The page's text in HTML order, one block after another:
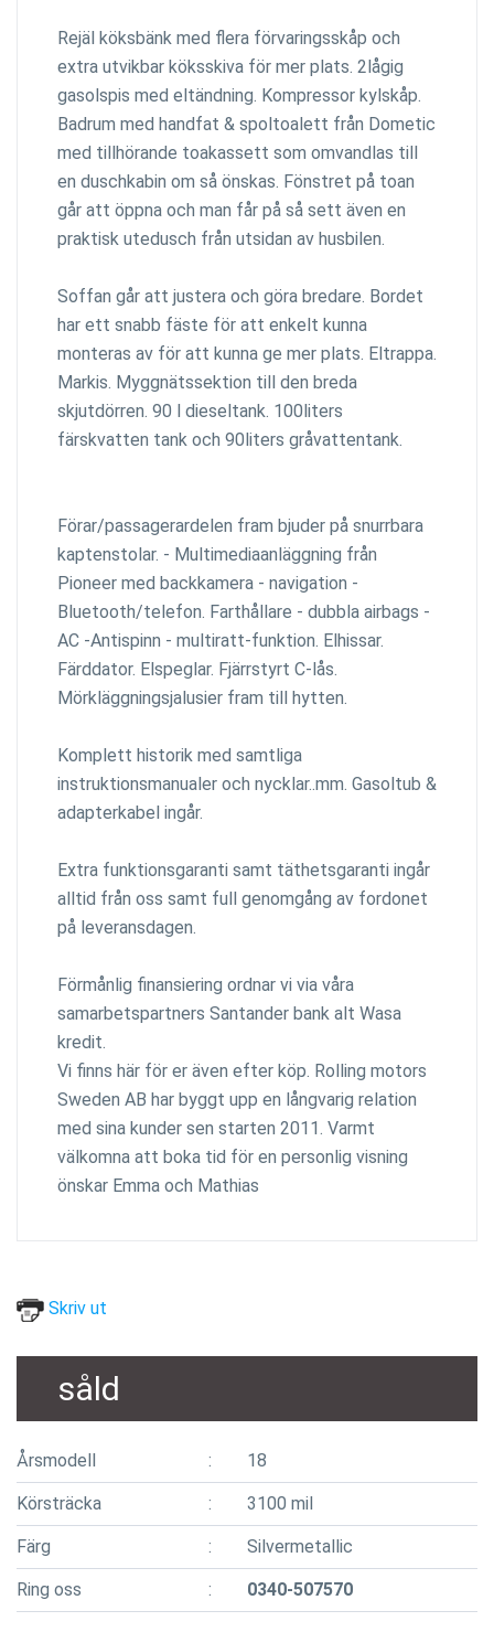
Rejäl köksbänk med flera förvaringsskåp och
extra utvikbar köksskiva för mer plats. 2lågig
gasolspis med eltändning. Kompressor kylskåp.
Badrum med handfat & spoltoalett från Dometic
med tillhörande toakassett som omvandlas till
en duschkabin om så önskas. Fönstret på toan
går att öppna och man får på så sett även en
praktisk utedusch från utsidan av husbilen.
Soffan går att justera och göra bredare. Bordet
har ett snabb fäste för att enkelt kunna
monteras av för att kunna ge mer plats. Eltrappa.
Markis. Myggnätssektion till den breda
skjutdörren. 90 l dieseltank. 100liters
färskvatten tank och 90liters gråvattentank.
Förar/passagerardelen fram bjuder på snurrbara
kaptenstolar. - Multimediaanläggning från
Pioneer med backkamera - navigation -
Bluetooth/telefon. Farthållare - dubbla airbags -
AC -Antispinn - multiratt-funktion. Elhissar.
Färddator. Elspeglar. Fjärrstyrt C-lås.
Mörkläggningsjalusier fram till hytten.
Komplett historik med samtliga
instruktionsmanualer och nycklar..mm. Gasoltub &
adapterkabel ingår.
Extra funktionsgaranti samt täthetsgaranti ingår
alltid från oss samt full genomgång av fordonet
på leveransdagen.
Förmånlig finansiering ordnar vi via våra
samarbetspartners Santander bank alt Wasa
kredit.
Vi finns här för er även efter köp. Rolling motors
Sweden AB har byggt upp en långvarig relation
med sina kunder sen starten 2011. Varmt
välkomna att boka tid för en personlig visning
önskar Emma och Mathias
Skriv ut
såld
Årsmodell 18
Körsträcka 3100 mil
Färg Silvermetallic
Ring oss 0340-507570